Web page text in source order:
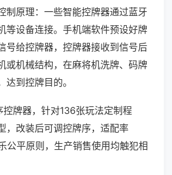
制原理：一些智能控牌器通过蓝牙
等设备连接。手机端软件预设好牌
号给控牌器，控牌器接收到信号后
或机械结构，在麻将机洗牌、码牌
到控牌目的。
控牌器，针对136张玩法定制程
，改装后可调控牌序，适配率
公平原则，生产销售使用均触犯相